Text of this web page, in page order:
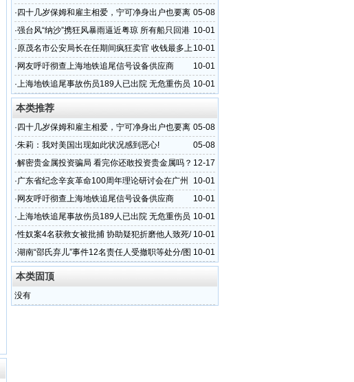
05-08
· 四十几岁保姆和雇主相爱，宁可净身出户也要离
婚！
10-01
·强台风“纳沙”携狂风暴雨逼近粤琼 所有船只回港
避风
10-01
·原茂名市公安局长在任期间疯狂卖官 收钱最多上
百万
10-01
· 网友呼吁彻查上海地铁追尾信号设备供应商
10-01
·上海地铁追尾事故伤员189人已出院 无危重伤员
本类推荐
05-08
· 四十几岁保姆和雇主相爱，宁可净身出户也要离
婚！
05-08
·朱莉：我对美国出现如此状况感到恶心!
12-17
·解密贵金属投资骗局 看完你还敢投资贵金属吗？
10-01
·广东省纪念辛亥革命100周年理论研讨会在广州
召开
10-01
· 网友呼吁彻查上海地铁追尾信号设备供应商
10-01
·上海地铁追尾事故伤员189人已出院 无危重伤员
10-01
·性奴案4名获救女被批捕 协助疑犯折磨他人致死/
图
10-01
·湖南“邵氏弃儿”事件12名责任人受撤职等处分/图
本类固顶
没有